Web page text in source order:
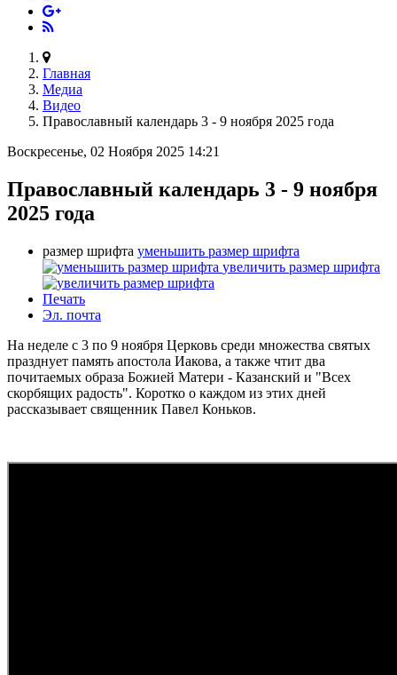
Главная
Медиа
Видео
Православный календарь 3 - 9 ноября 2025 года
Воскресенье, 02 Ноября 2025 14:21
Православный календарь 3 - 9 ноября
2025 года
размер шрифта уменьшить размер шрифта
увеличить размер шрифта
Печать
Эл. почта
На неделе с 3 по 9 ноября Церковь среди множества святых
празднует память апостола Иакова, а также чтит два
почитаемых образа Божией Матери - Казанский и "Всех
скорбящих радость". Коротко о каждом из этих дней
рассказывает священник Павел Коньков.